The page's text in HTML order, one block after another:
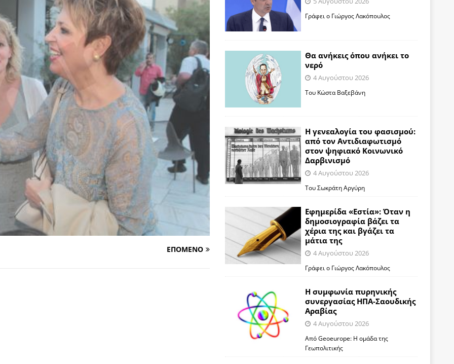
το Σχέδιο Άτσεσον
ΑΠΟΨΕΙΣ
ΑΠΟΨΕΙΣ
ΠΡΟΒΟΛΕΣ
Πώς ένας αποτυχημένος κοινοβουλευτικός έγινε
και δεν εκβιάζεται
ΠΑΡΕΜΒΑΣΕΙΣ
δεύτερης θέσης είναι (πολύ) ανοιχτή ακόμη. Προς αναμέτρηση
ΑΠΟΨΕΙΣ
παράταξης: Ο λαός θέλει, αλλά τα κόμματα της αντιπολίτευσης δεν
της αθωότητας;» Το «αίνιγμα»και η «λύση» του μέσα από τον
και οι Ρήτρες του ESM
ΑΠΟΨΕΙΣ
για την Ελλάδα ΑΠΟΨΕΙΣ
ΕΠΟΜΕΝΟ
Γράφει ο Γιώργος Λακόπουλος
Θα ανήκεις όπου ανήκει το
νερό
4 Αυγούστου 2026
Του Κώστα Βαξεβάνη
Η γενεαλογία του φασισμού:
από τον Αντιδιαφωτισμό
στον ψηφιακό Κοινωνικό
Δαρβινισμό
4 Αυγούστου 2026
Του Σωκράτη Αργύρη
Εφημερίδα «Εστία»: Όταν η
δημοσιογραφία βάζει τα
χέρια της και βγάζει τα
μάτια της
4 Αυγούστου 2026
Γράφει ο Γιώργος Λακόπουλος
Η συμφωνία πυρηνικής
συνεργασίας ΗΠΑ-Σαουδικής
Αραβίας
4 Αυγούστου 2026
Από Geoeurope: H ομάδα της
Γεωπολιτικής